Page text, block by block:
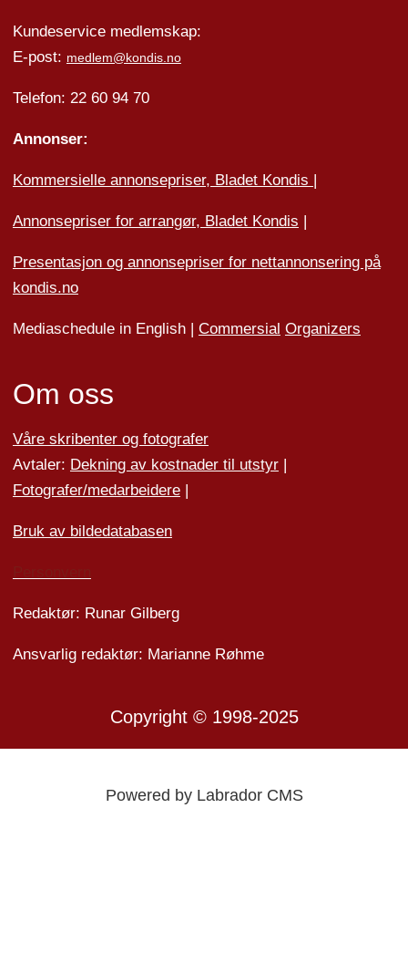
Kundeservice medlemskap:
E-post: medlem@kondis.no
Telefon: 22 60 94 70
Annonser:
Kommersielle annonsepriser, Bladet Kondis |
Annonsepriser for arrangør, Bladet Kondis |
Presentasjon og annonsepriser for nettannonsering på
kondis.no
Mediaschedule in English | Commersial Organizers
Om oss
Våre skribenter og fotografer
Avtaler: Dekning av kostnader til utstyr|
Fotografer/medarbeidere|
Bruk av bildedatabasen
Redaktør: Runar Gilberg
Ansvarlig redaktør: Marianne Røhme
Copyright © 1998-2025
Powered by Labrador CMS